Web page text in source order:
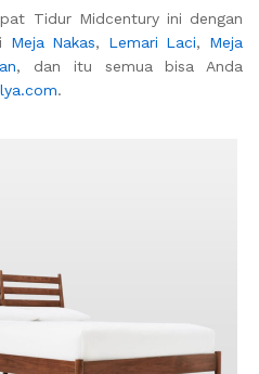
Tidur Midcentury ini dengan
Meja Nakas, Lemari Laci, Meja
, dan itu semua bisa Anda
.